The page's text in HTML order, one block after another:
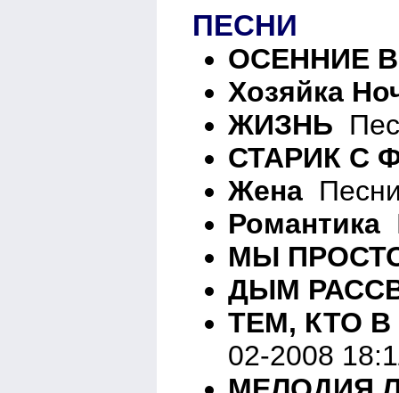
ПЕСНИ
ОСЕННИЕ
Хозяйка
ЖИЗНЬ
СТАРИК С
Жена
Романтика
МЫ
ДЫМ
ТЕМ, КТО
02-2008